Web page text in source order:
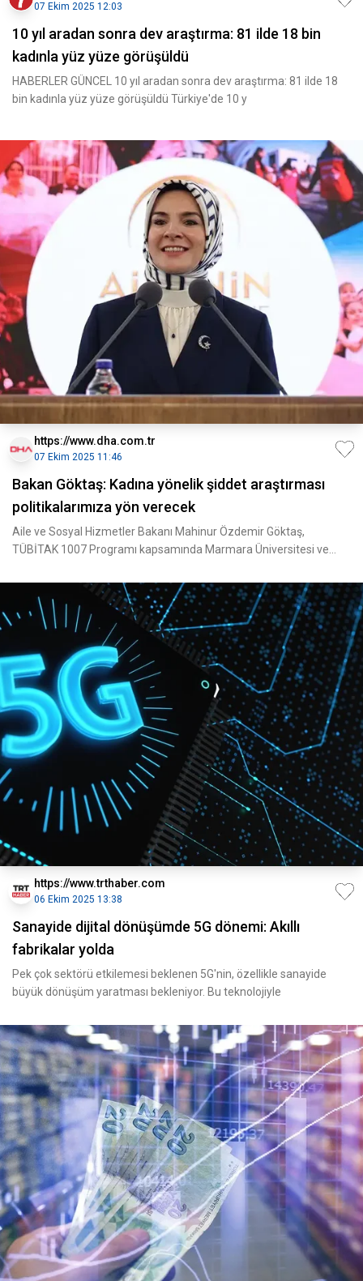
07 Ekim 2025 12:03
10 yıl aradan sonra dev araştırma: 81 ilde 18 bin
kadınla yüz yüze görüşüldü
HABERLER GÜNCEL 10 yıl aradan sonra dev araştırma: 81 ilde 18
bin kadınla yüz yüze görüşüldü Türkiye'de 10 y
https://www.dha.com.tr
07 Ekim 2025 11:46
Bakan Göktaş: Kadına yönelik şiddet araştırması
politikalarımıza yön verecek
Aile ve Sosyal Hizmetler Bakanı Mahinur Özdemir Göktaş,
TÜBİTAK 1007 Programı kapsamında Marmara Üniversitesi ve
https://www.trthaber.com
06 Ekim 2025 13:38
Sanayide dijital dönüşümde 5G dönemi: Akıllı
fabrikalar yolda
Pek çok sektörü etkilemesi beklenen 5G'nin, özellikle sanayide
büyük dönüşüm yaratması bekleniyor. Bu teknolojiyle